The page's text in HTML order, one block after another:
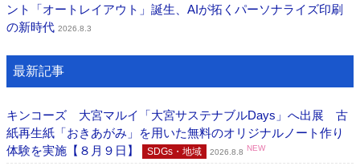
ント「オートレイアウト」誕生、AIが拓くパーソナライズ印刷
の新時代 2026.8.3
最新記事
キンコーズ 大宮マルイ「大宮サステナブルDays」へ出展 古
紙再生紙「おきあがみ」を用いた無料のオリジナルノート作り
体験を実施【８月９日】
SDGs・地域 2026.8.8 NEW